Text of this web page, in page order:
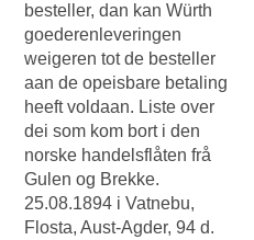
besteller, dan kan Würth
goederenleveringen
weigeren tot de besteller
aan de opeisbare betaling
heeft voldaan. Liste over
dei som kom bort i den
norske handelsflåten frå
Gulen og Brekke.
25.08.1894 i Vatnebu,
Flosta, Aust-Agder, 94 d.